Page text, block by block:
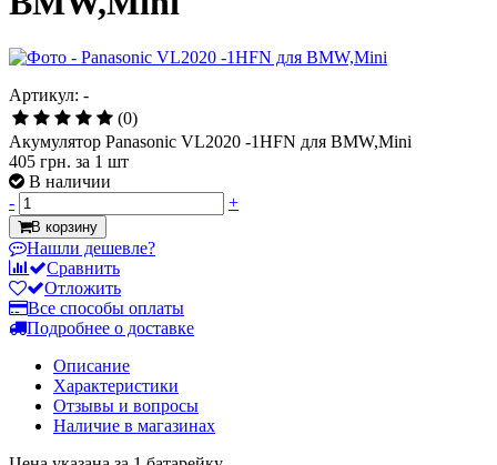
Артикул: -
(0)
Акумулятор Panasonic VL2020 -1HFN для BMW,Mini
405 грн. за 1 шт
В наличии
-
+
В корзину
Нашли дешевле?
Сравнить
Отложить
Все способы оплаты
Подробнее о доставке
Описание
Характеристики
Отзывы и вопросы
Наличие в магазинах